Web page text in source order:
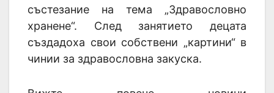
състезание на тема „Здравословно
хранене“. След занятието децата
създадоха свои собствени „картини“ в
чинии за здравословна закуска.